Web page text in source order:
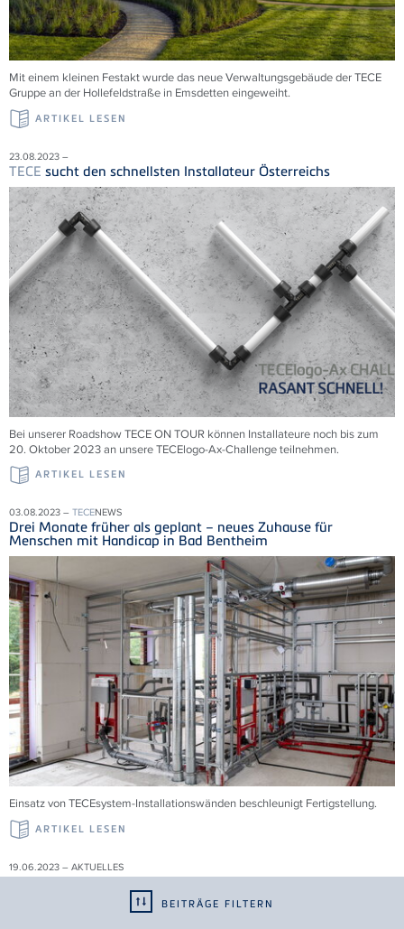
BEITRÄGE FILTERN
Mit einem kleinen Festakt wurde das neue Verwaltungsgebäude der TECE
Gruppe an der Hollefeldstraße in Emsdetten eingeweiht.
ARTIKEL LESEN
23.08.2023 –
TECE sucht den schnellsten Installateur Österreichs
Bei unserer RoadshowTECEON TOUR können Installateure noch bis zum
20. Oktober 2023 an unsereTECElogo-Ax-Challenge teilnehmen.
ARTIKEL LESEN
03.08.2023 – TECENEWS
Drei Monate früher als geplant – neues Zuhause für
Menschen mit Handicap in Bad Bentheim
Einsatz von TECEsystem-Installationswänden beschleunigt Fertigstellung.
ARTIKEL LESEN
19.06.2023 – AKTUELLES
Erweiterung der EN 1253 "Abläufe für Gebäude"